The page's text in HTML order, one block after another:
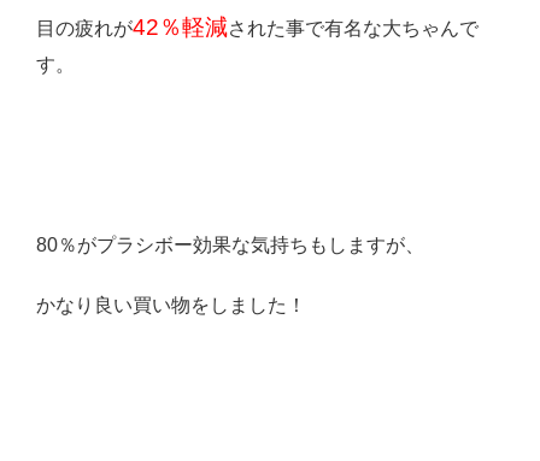
目の疲れが42％軽減された事で有名な大ちゃんで
す。
80％がプラシボー効果な気持ちもしますが、
かなり良い買い物をしました！